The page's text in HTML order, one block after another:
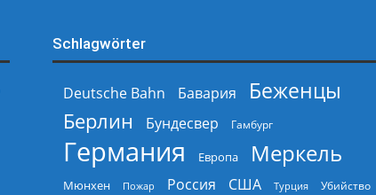
Schlagwörter
Deutsche Bahn Бавария
Беженцы
Берлин
Бундесвер Гамбург
Германия Европа Меркель
Мюнхен Пожар Россия США Турция Убийство